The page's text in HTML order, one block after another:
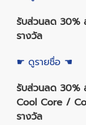
รับส่วนลด 30%
รางวัล
☛ ดูรายชื่อ ☚
รับส่วนลด 30%
Cool Core /
รางวัล